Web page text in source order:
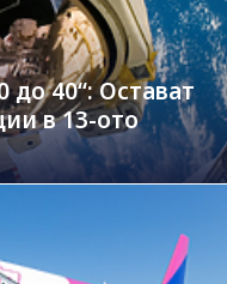
40“: Остават
в 13-ото